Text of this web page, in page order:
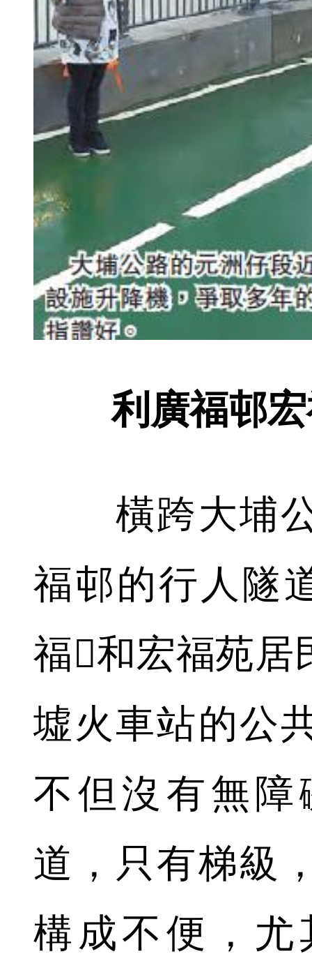
利廣福邨宏
橫跨大埔公
福邨的行人隧
福和宏福苑居
墟火車站的公
不但沒有無
道，只有梯級
構成不便，尤